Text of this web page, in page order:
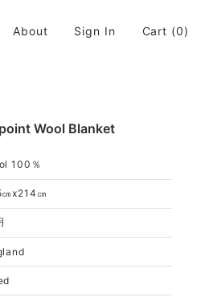
About Sign In Cart (0)
Wool Blanket
100％
x214㎝